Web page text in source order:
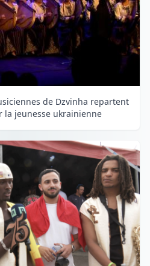
de Dzvinha repartent
jeunesse ukrainienne